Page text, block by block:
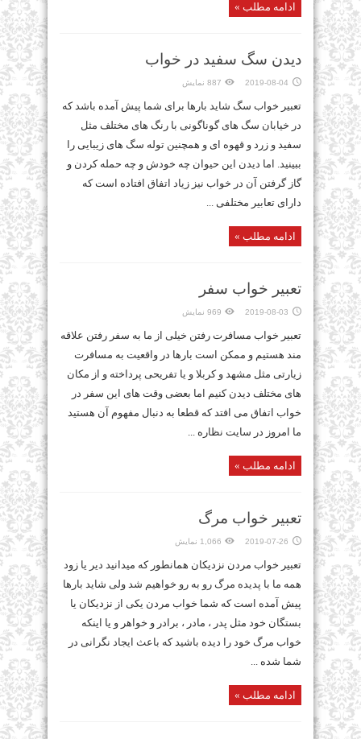
ادامه مطلب »
دیدن سگ سفید در خواب
2019-08-04 887 نمایش
تعبیر خواب سگ شاید بارها برای شما پیش آمده باشد که
در خیابان سگ های گوناگونی با رنگ های مختلف مثل
سفید و زرد و قهوه ای و همچنین توله سگ های زیبایی را
ببینید. اما دیدن این حیوان چه خودش و چه حمله کردن و
گاز گرفتن آن در خواب نیز زیاد اتفاق افتاده است که
دارای تعابیر مختلفی ...
ادامه مطلب »
تعبیر خواب سفر
2019-08-03 969 نمایش
تعبیر خواب مسافرت رفتن خیلی از ما به سفر رفتن علاقه
مند هستیم و ممکن است بارها در واقعیت به مسافرت
زیارتی مثل مشهد و کربلا و یا تفریحی پرداخته و از مکان
های مختلف دیدن کنیم اما بعضی وقت های این سفر در
خواب اتفاق می افتد که قطعا به دنبال مفهوم آن هستید
ما امروز در سایت نظاره ...
ادامه مطلب »
تعبیر خواب مرگ
2019-07-26 1,066 نمایش
تعبیر خواب مردن نزدیکان همانطور که میدانید دیر یا زود
همه ما با پدیده مرگ رو به رو خواهیم شد ولی شاید بارها
پیش آمده است که شما خواب مردن یکی از نزدیکان یا
بستگان خود مثل پدر ، مادر ، برادر و خواهر و یا اینکه
خواب مرگ خود را دیده باشید که باعث ایجاد نگرانی در
شما شده ...
ادامه مطلب »